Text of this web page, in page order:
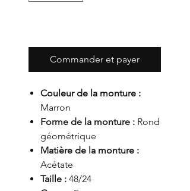
Commander et payer
Couleur de la monture :
Marron
Forme de la monture : Rond
géométrique
Matière de la monture :
Acétate
Taille : 48/24